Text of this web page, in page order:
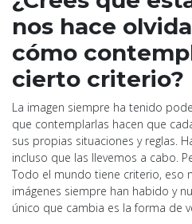
nos hace
cómo
cierto criterio?
La imagen siempre ha tenido
que contemplarlas hacen que
sus propias situaciones y reglas.
incluso que las llevemos a cabo.
Todo el mundo tiene criterio, eso
imágenes siempre han habido y
único que cambia es la forma de